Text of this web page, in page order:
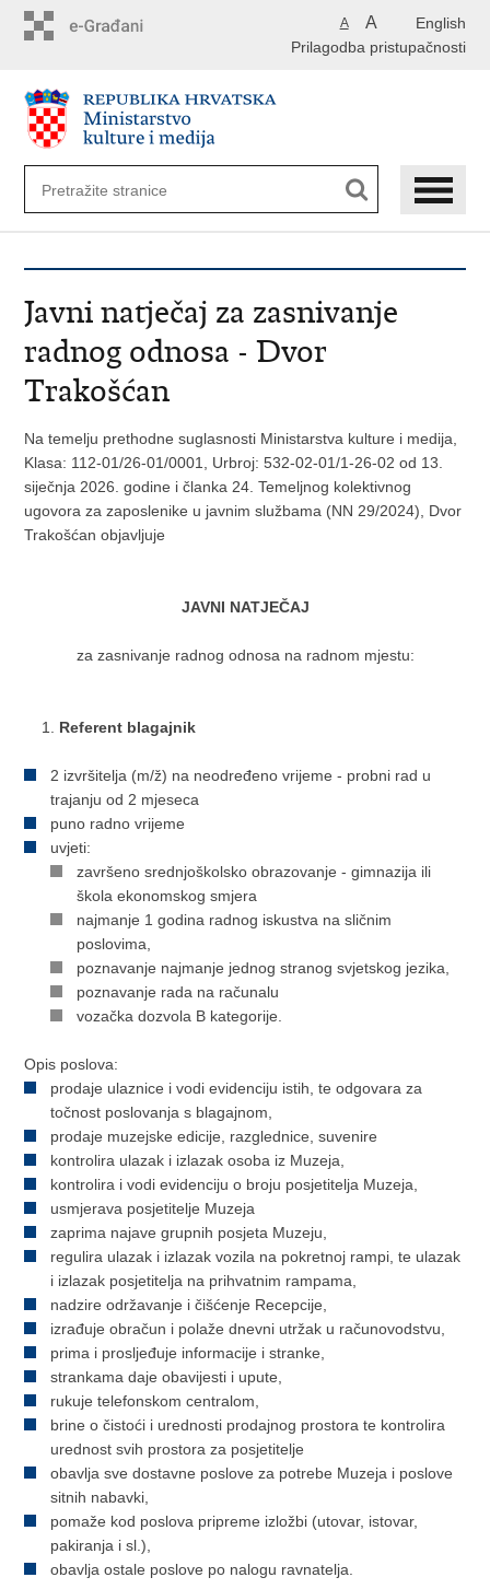
English
A A
Prilagodba pristupačnosti
Javni natječaj za zasnivanje
radnog odnosa - Dvor
Trakošćan
Na temelju prethodne suglasnosti Ministarstva kulture i medija,
Klasa: 112-01/26-01/0001, Urbroj: 532-02-01/1-26-02 od 13.
siječnja 2026. godine i članka 24. Temeljnog kolektivnog
ugovora za zaposlenike u javnim službama (NN 29/2024), Dvor
Trakošćan objavljuje
JAVNI NATJEČAJ
za zasnivanje radnog odnosa na radnom mjestu:
Referent blagajnik
2 izvršitelja (m/ž) na neodređeno vrijeme - probni rad u
trajanju od 2 mjeseca
puno radno vrijeme
uvjeti:
završeno srednjoškolsko obrazovanje - gimnazija ili
škola ekonomskog smjera
najmanje 1 godina radnog iskustva na sličnim
poslovima,
poznavanje najmanje jednog stranog svjetskog jezika,
poznavanje rada na računalu
vozačka dozvola B kategorije.
Opis poslova:
prodaje ulaznice i vodi evidenciju istih, te odgovara za
točnost poslovanja s blagajnom,
prodaje muzejske edicije, razglednice, suvenire
kontrolira ulazak i izlazak osoba iz Muzeja,
kontrolira i vodi evidenciju o broju posjetitelja Muzeja,
usmjerava posjetitelje Muzeja
zaprima najave grupnih posjeta Muzeju,
regulira ulazak i izlazak vozila na pokretnoj rampi, te ulazak
i izlazak posjetitelja na prihvatnim rampama,
nadzire održavanje i čišćenje Recepcije,
izrađuje obračun i polaže dnevni utržak u računovodstvu,
prima i prosljeđuje informacije i stranke,
strankama daje obavijesti i upute,
rukuje telefonskom centralom,
brine o čistoći i urednosti prodajnog prostora te kontrolira
urednost svih prostora za posjetitelje
obavlja sve dostavne poslove za potrebe Muzeja i poslove
sitnih nabavki,
pomaže kod poslova pripreme izložbi (utovar, istovar,
pakiranja i sl.),
obavlja ostale poslove po nalogu ravnatelja.